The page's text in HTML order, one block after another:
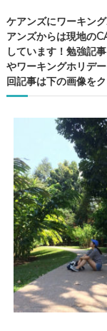
ケアンズにワーキン
アンズからは現地の
しています！勉強記
やワーキングホリデ
回記事は下の画像を